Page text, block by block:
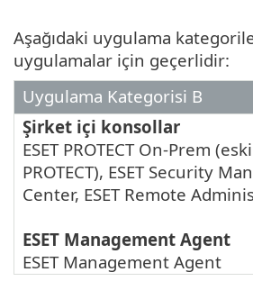
Aşağıdaki uygulama
uygulamalar için geçerlidir:
Uygulama Kategorisi B
Şirket içi konsollar
ESET PROTECT On-Prem (eski
PROTECT), ESET Security
Center, ESET Remote
ESET Management Agent
ESET Management Agent